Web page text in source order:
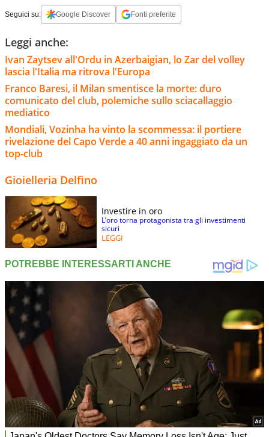
Seguici su: Google Discover Fonti preferite
Leggi anche:
Ivan Zaytsev all'Ordu in Azerbaigian, lo Zar del volley
lascia l'Italia ma ritrova l'Europa
Franco Baresi, il Milan smentisce la morte: duro
comunicato del club, polemiche sullo sciacallaggio
mediatico
Mondiali, Vozinha ha vinto la scommessa: il portiere
rivelazione del Capo Verde a 40 anni ingaggiato da un
top-club
Gioielleria Delfino
Investire in oro
L’oro torna protagonista tra gli investimenti
sicuri
LEGGI